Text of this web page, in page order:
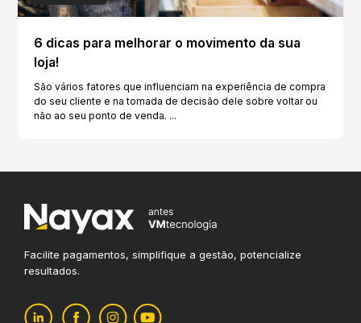
6 dicas para melhorar o movimento da sua
loja!
São vários fatores que influenciam na experiência de compra
do seu cliente e na tomada de decisão dele sobre voltar ou
não ao seu ponto de venda. ...
Facilite pagamentos, simplifique a gestão, potencialize
resultados.